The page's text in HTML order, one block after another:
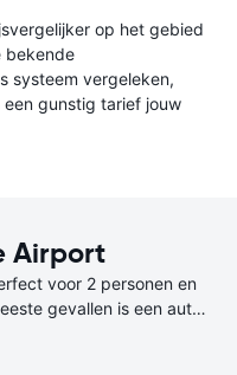
op het gebied
bekende
systeem vergeleken,
gunstig tarief jouw
Airport
voor 2 personen en
gevallen is een auto
zuinigste keuze.